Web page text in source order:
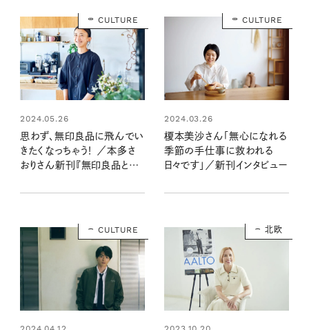
CULTURE
2024.05.26
思わず、無印良品に飛んでい
きたくなっちゃう！ ／本多さ
おりさん新刊『無印良品と
CULTURE
2024.03.26
榎本美沙さん「無心になれる
季節の手仕事に救われる
日々です」／新刊インタビュー
CULTURE 北欧